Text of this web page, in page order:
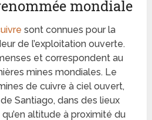
mondiale
sont connues pour la
de l’exploitation ouverte.
et correspondent au
mines mondiales. Le
de cuivre à ciel ouvert,
Santiago, dans des lieux
altitude à proximité du